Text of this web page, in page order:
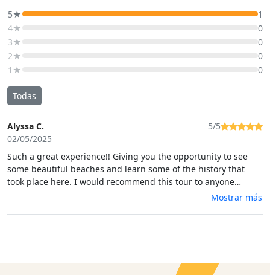
5★
1
4★
0
3★
0
2★
0
1★
0
Todas
Alyssa C.
02/05/2025
5/5
Such a great experience!! Giving you the opportunity to see
some beautiful beaches and learn some of the history that
took place here. I would recommend this tour to anyone
Mostrar más